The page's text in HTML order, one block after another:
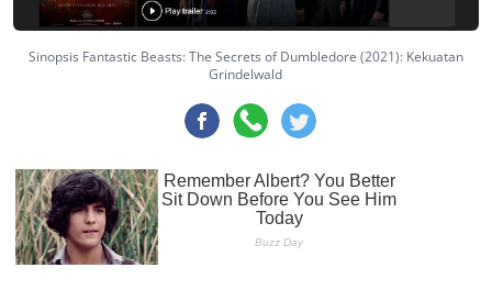
Sinopsis Fantastic Beasts: The Secrets of Dumbledore (2021): Kekuatan
Grindelwald